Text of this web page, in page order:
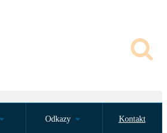
Odkazy Kontakt